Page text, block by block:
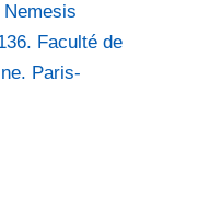
Nemesis
Faculté de
Paris-